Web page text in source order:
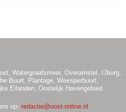
Watergraafsmeer, Overamstel, IJburg,
Buurt, Plantage, Weesperbuurt,
Eilanden, Oostelijk Havengebied.
op: redactie@oost-online.nl